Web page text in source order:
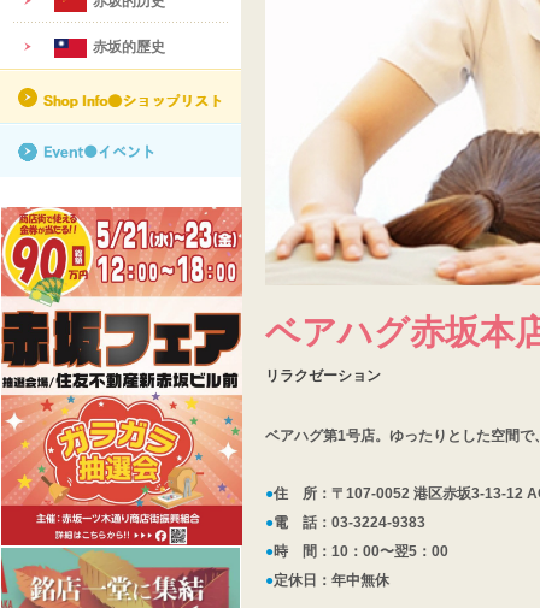
ベアハグ赤坂本
リラクゼーション
ベアハグ第1号店。ゆったりとした空間
●住 所：〒107-0052 港区赤坂3-13-12
●電 話：03-3224-9383
●時 間：10：00〜翌5：00
●定休日：年中無休
赤坂的歷史